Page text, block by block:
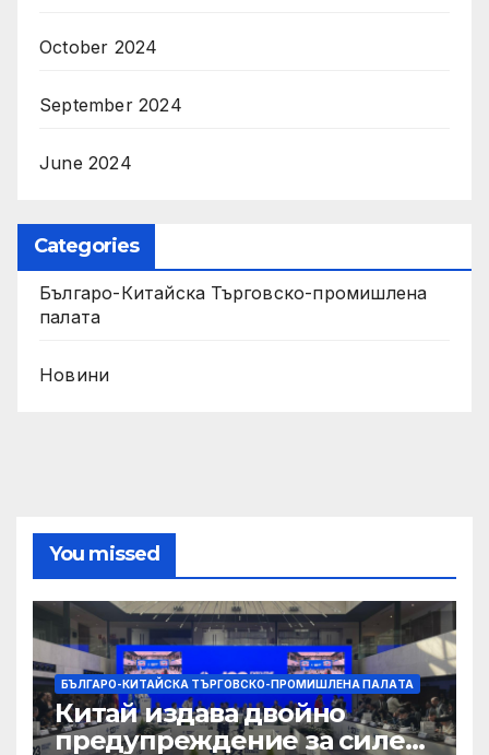
October 2024
September 2024
June 2024
Categories
Българо-Китайска Търговско-промишлена
палaта
Новини
You missed
БЪЛГАРО-КИТАЙСКА ТЪРГОВСКО-ПРОМИШЛЕНА ПАЛAТА
Китай издава двойно
предупреждение за силен